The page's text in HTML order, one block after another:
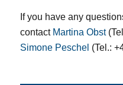
If you have any
contact Martina Obst
Simone Peschel (Tel.: